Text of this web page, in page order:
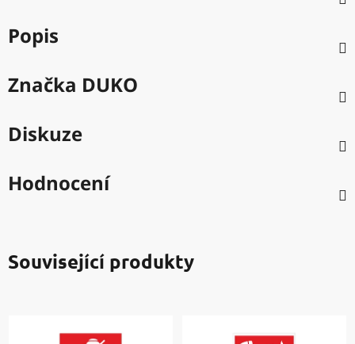
Popis
Značka DUKO
Diskuze
Hodnocení
Související produkty